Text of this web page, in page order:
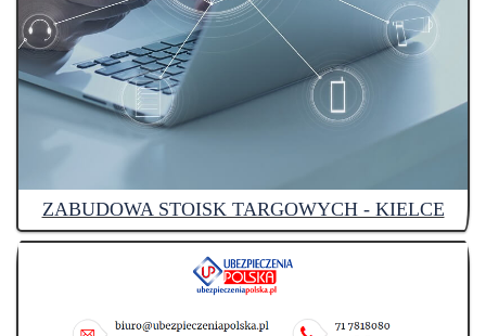
ZABUDOWA STOISK TARGOWYCH - KIELCE